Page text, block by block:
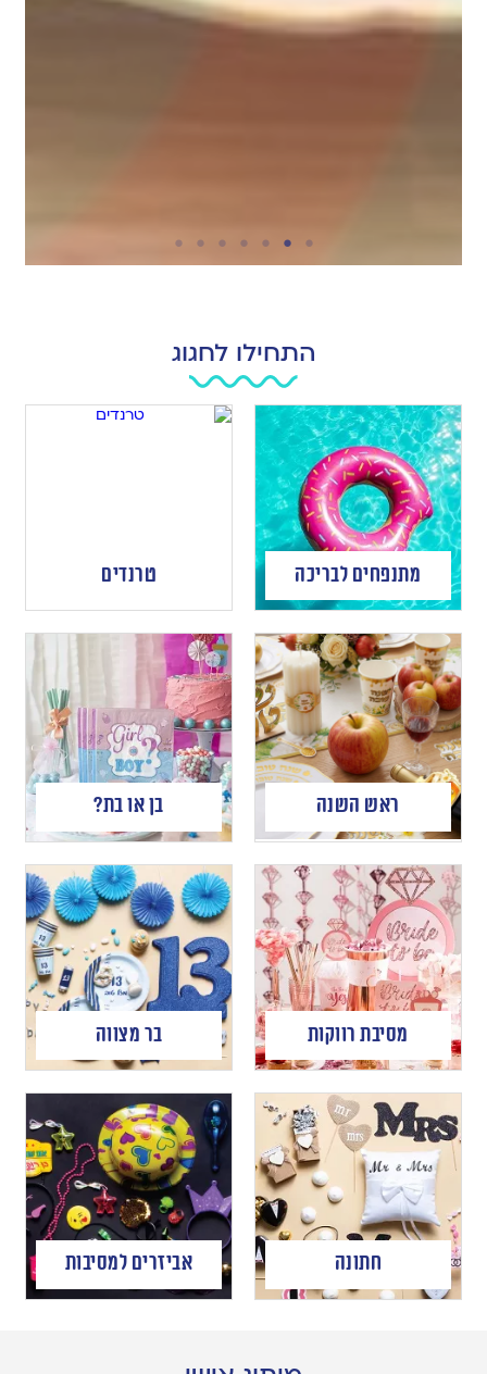
התחילו לחגוג
מתנפחים לבריכה טרנדים
ראש השנה בן או בת?
מסיבת רווקות בר מצווה
חתונה אביזרים למסיבות